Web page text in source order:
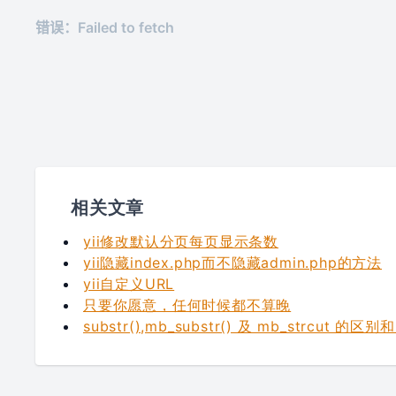
相关文章
yii修改默认分页每页显示条数
yii隐藏index.php而不隐藏admin.php的方法
yii自定义URL
只要你愿意，任何时候都不算晚
substr(),mb_substr() 及 mb_strcut 的区别和